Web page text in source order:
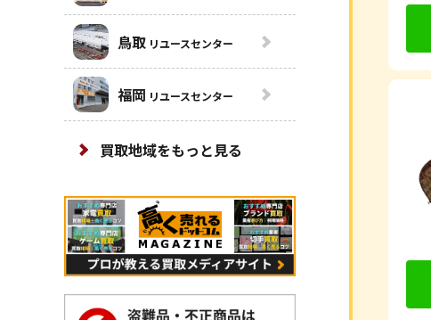
鳥取 リユースセンター
福岡 リユースセンター
買取地域をもっと見る